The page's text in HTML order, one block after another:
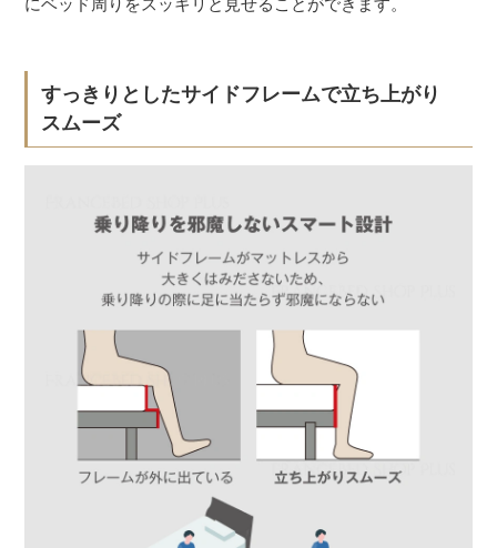
すっきりとしたサイドフレームで立ち上がり
スムーズ